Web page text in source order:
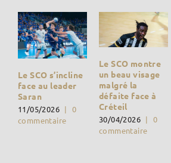
Le SCO s’incline
face au leader
Saran
11/05/2026 |
0
commentaire
Le SCO montre
un beau visage
malgré la
défaite face à
Créteil
30/04/2026 |
0
commentaire